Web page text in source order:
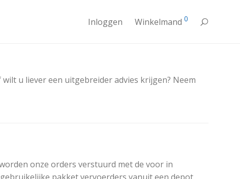
Inloggen Winkelmand 0
u liever een uitgebreider advies krijgen? Neem
onze orders verstuurd met de voor in